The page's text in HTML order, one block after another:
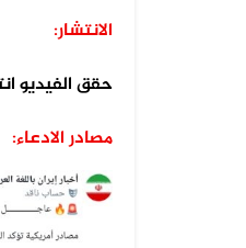
الانتشار:
حقق الفيديو
مصادر الادعاء:
08 أغسطس 2026